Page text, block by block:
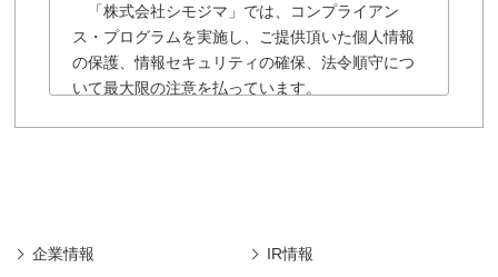
「株式会社シモジマ」では、コンプライアン
ス・プログラムを実施し、ご提供頂いた個人情報
の保護、情報セキュリティの確保、法令順守につ
いて最大限の注意を払っています。
報の保護に細心の注意を払うものとします。
企業情報 IR情報